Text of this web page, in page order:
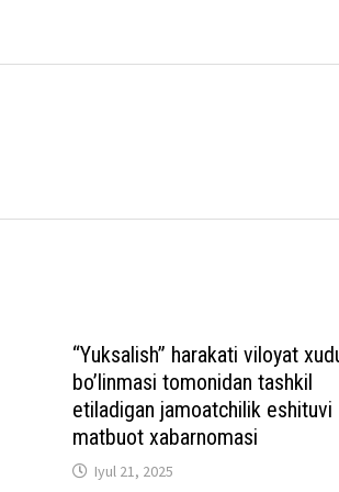
“Yuksalish” harakati viloyat
bo’linmasi tomonidan tashkil
etiladigan jamoatchilik eshituvi
matbuot xabarnomasi
Iyul 21, 2025